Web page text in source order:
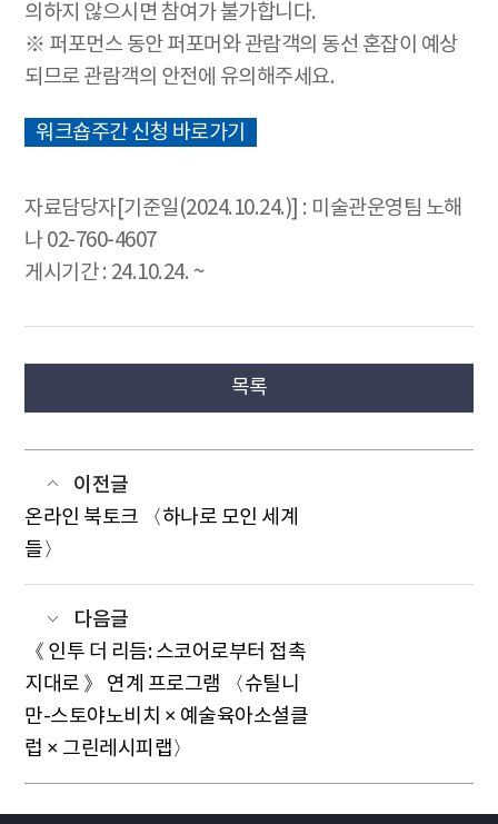
의하지 않으시면 참여가 불가합니다.
※ 퍼포먼스 동안 퍼포머와 관람객의 동선 혼잡이 예상
되므로 관람객의 안전에 유의해주세요.
워크숍주간 신청 바로가기
자료담당자[기준일(2024.10.24.)] : 미술관운영팀 노해
나 02-760-4607
게시기간 : 24.10.24. ~
목록
이전글
온라인 북토크 〈하나로 모인 세계
들〉
다음글
《 인투 더 리듬: 스코어로부터 접촉
지대로 》 연계 프로그램 〈슈틸니
만-스토야노비치 × 예술육아소셜클
럽 × 그린레시피랩〉